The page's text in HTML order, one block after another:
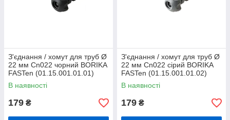
З'єднання / хомут для труб Ø
22 мм Cn022 чорний BORIKA
FASTen (01.15.001.01.01)
В наявності
179 ₴
З'єднання / хомут для труб Ø
22 мм Cn022 сірий BORIKA
FASTen (01.15.001.01.02)
В наявності
179 ₴